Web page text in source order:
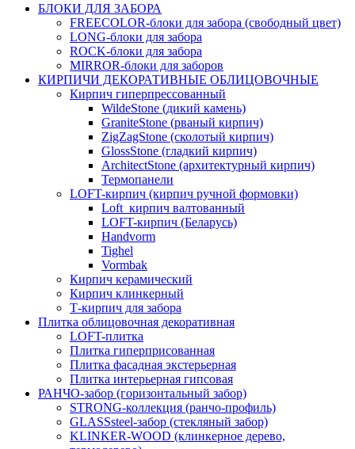
БЛОКИ ДЛЯ ЗАБОРА
FREECOLOR-блоки для забора (свободный цвет)
LONG-блоки для забора
ROCK-блоки для забора
MIRROR-блоки для заборов
КИРПИЧИ ДЕКОРАТИВНЫЕ ОБЛИЦОВОЧНЫЕ
Кирпич гиперпрессованный
WildeStone (дикий камень)
GraniteStone (рваный кирпич)
ZigZagStone (сколотый кирпич)
GlossStone (гладкий кирпич)
ArchitectStone (архитектурный кирпич)
Термопанели
LOFT-кирпич (кирпич ручной формовки)
Loft_кирпич валтованный
LOFT-кирпич (Беларусь)
Handvorm
Tighel
Vormbak
Кирпич керамический
Кирпич клинкерный
Т-кирпич для забора
Плитка облицовочная декоративная
LOFT-плитка
Плитка гиперприсованная
Плитка фасадная экстерьерная
Плитка интерьерная гипсовая
РАНЧО-забор (горизонтальный забор)
STRONG-коллекция (ранчо-профиль)
GLASSsteel-забор (стекляный забор)
KLINKER-WOOD (клинкерное дерево,